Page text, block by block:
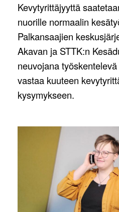
Kevytyrittäjyyttä
nuorille normaalin
Palkansaajien
Akavan ja STTK:n
neuvojana työskentelevä
vastaa kuuteen
kysymykseen.